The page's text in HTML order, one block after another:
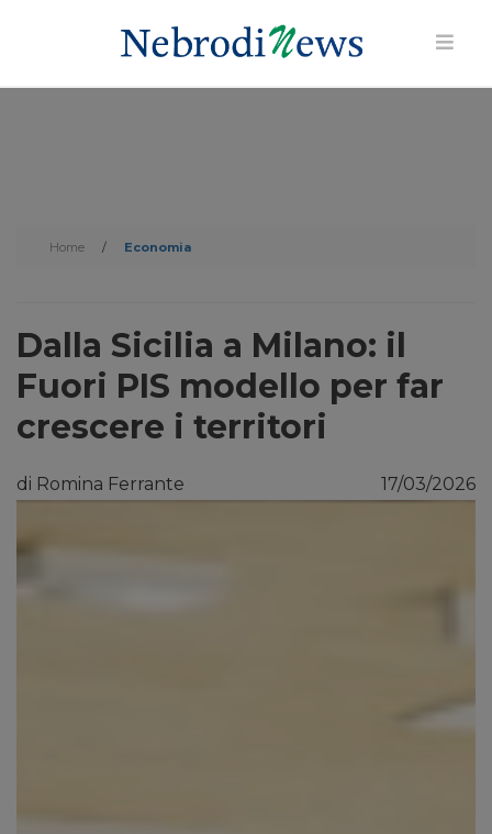
Home / Economia
Dalla Sicilia a Milano: il
Fuori PIS modello per far
crescere i territori
di Romina Ferrante 17/03/2026